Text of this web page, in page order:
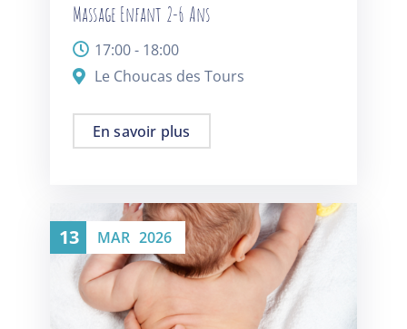
Massage Enfant 2-6 Ans
17:00 - 18:00
Le Choucas des Tours
En savoir plus
13 MAR 2026